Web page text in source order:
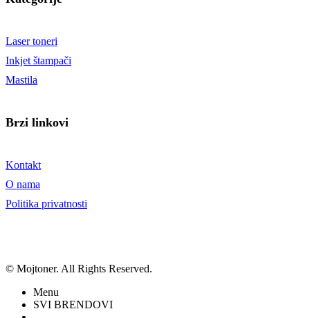
Laser toneri
Inkjet štampači
Mastila
Brzi linkovi
Kontakt
O nama
Politika privatnosti
© Mojtoner. All Rights Reserved.
Menu
SVI BRENDOVI